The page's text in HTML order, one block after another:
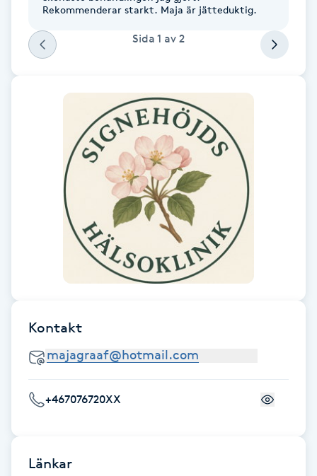
Fotsvamp
Fotvård
Fransborttagning
Fransfärgning
Fransförlängning
Fransförlängning Megavolym
Fransk manikyr
Fransrengöring
Frekvensterapi
Rekommenderar starkt. Maja är jätteduktig.
Sida 1 av 2
Kontakt
+467076720XX
Länkar